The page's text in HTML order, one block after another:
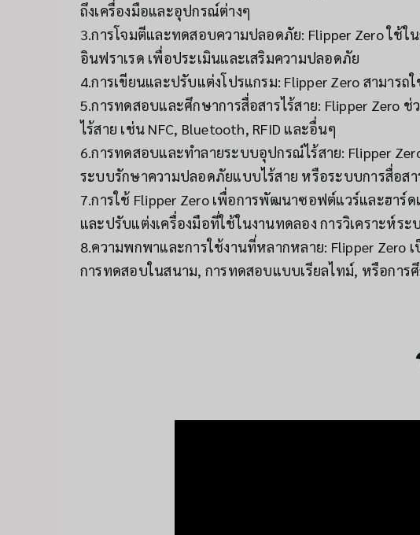
ถึงเครื่องมือและอุปกรณ์ต่างๆ
3.การโจมตีและทดสอบความปลอดภัย: Flipper Zero ใช้
อินฟราเรด เพื่อประเมินและเสริมความปลอดภัย
4.การเขียนและปรับแต่งโปรแกรม: Flipper Zero สามาร
5.การทดสอบและศึกษาการสื่อสารไร้สาย: Flipper Zero
ไร้สาย เช่น NFC, Bluetooth, RFID และอื่นๆ
6.การทดสอบและทำลายระบบอุปกรณ์ไร้สาย: Flipper
ระบบรักษาความปลอดภัยแบบไร้สาย หรือระบบการสื่อสา
7.การใช้ Flipper Zero เพื่อการพัฒนาซอฟต์แวร์และฮา
และปรับแต่งเครื่องมือที่ใช้ในงานทดลอง การวิเคราะห์ร
8.ความพกพาและการใช้งานที่หลากหลาย: Flipper Zero
การทดสอบในสนาม, การทดสอบแบบเรียลไทม์, หรือการ